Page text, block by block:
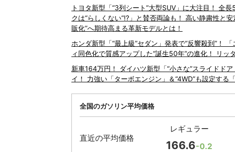
トヨタ新型「“3列シート”大型SUV」に大注目！ 全
クは“らしくない”!?」と賛否両論も！ 高い静粛性と
販化”へ期待高まる革新モデルとは！
ホンダ新型「“最上級”セダン」発表で“反響殺到”！
ィ同色化で質感アップした“誕生50年”の進化！ リ
新車164万円！ ダイハツ新型「“小さな”スライドド
イ！ 力強い「ターボエンジン」＆“4WD”も設定する
全国のガソリン平均価格
直近の平均価格
レギュラー
166.6-0.2